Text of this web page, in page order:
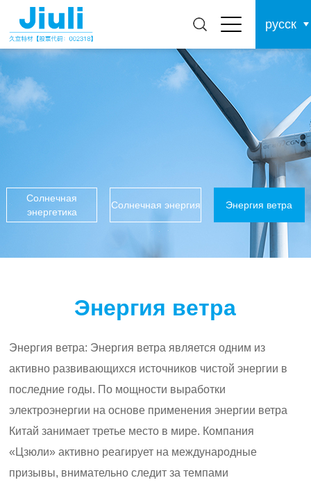
русск
Энергия ветра
Энергия ветра: Энергия ветра является одним из
активно развивающихся источников чистой энергии в
последние годы. По мощности выработки
электроэнергии на основе применения энергии ветра
Китай занимает третье место в мире. Компания
«Цзюли» активно реагирует на международные
призывы, внимательно следит за темпами
Солнечная
энергетика
Солнечная энергия Энергия ветра